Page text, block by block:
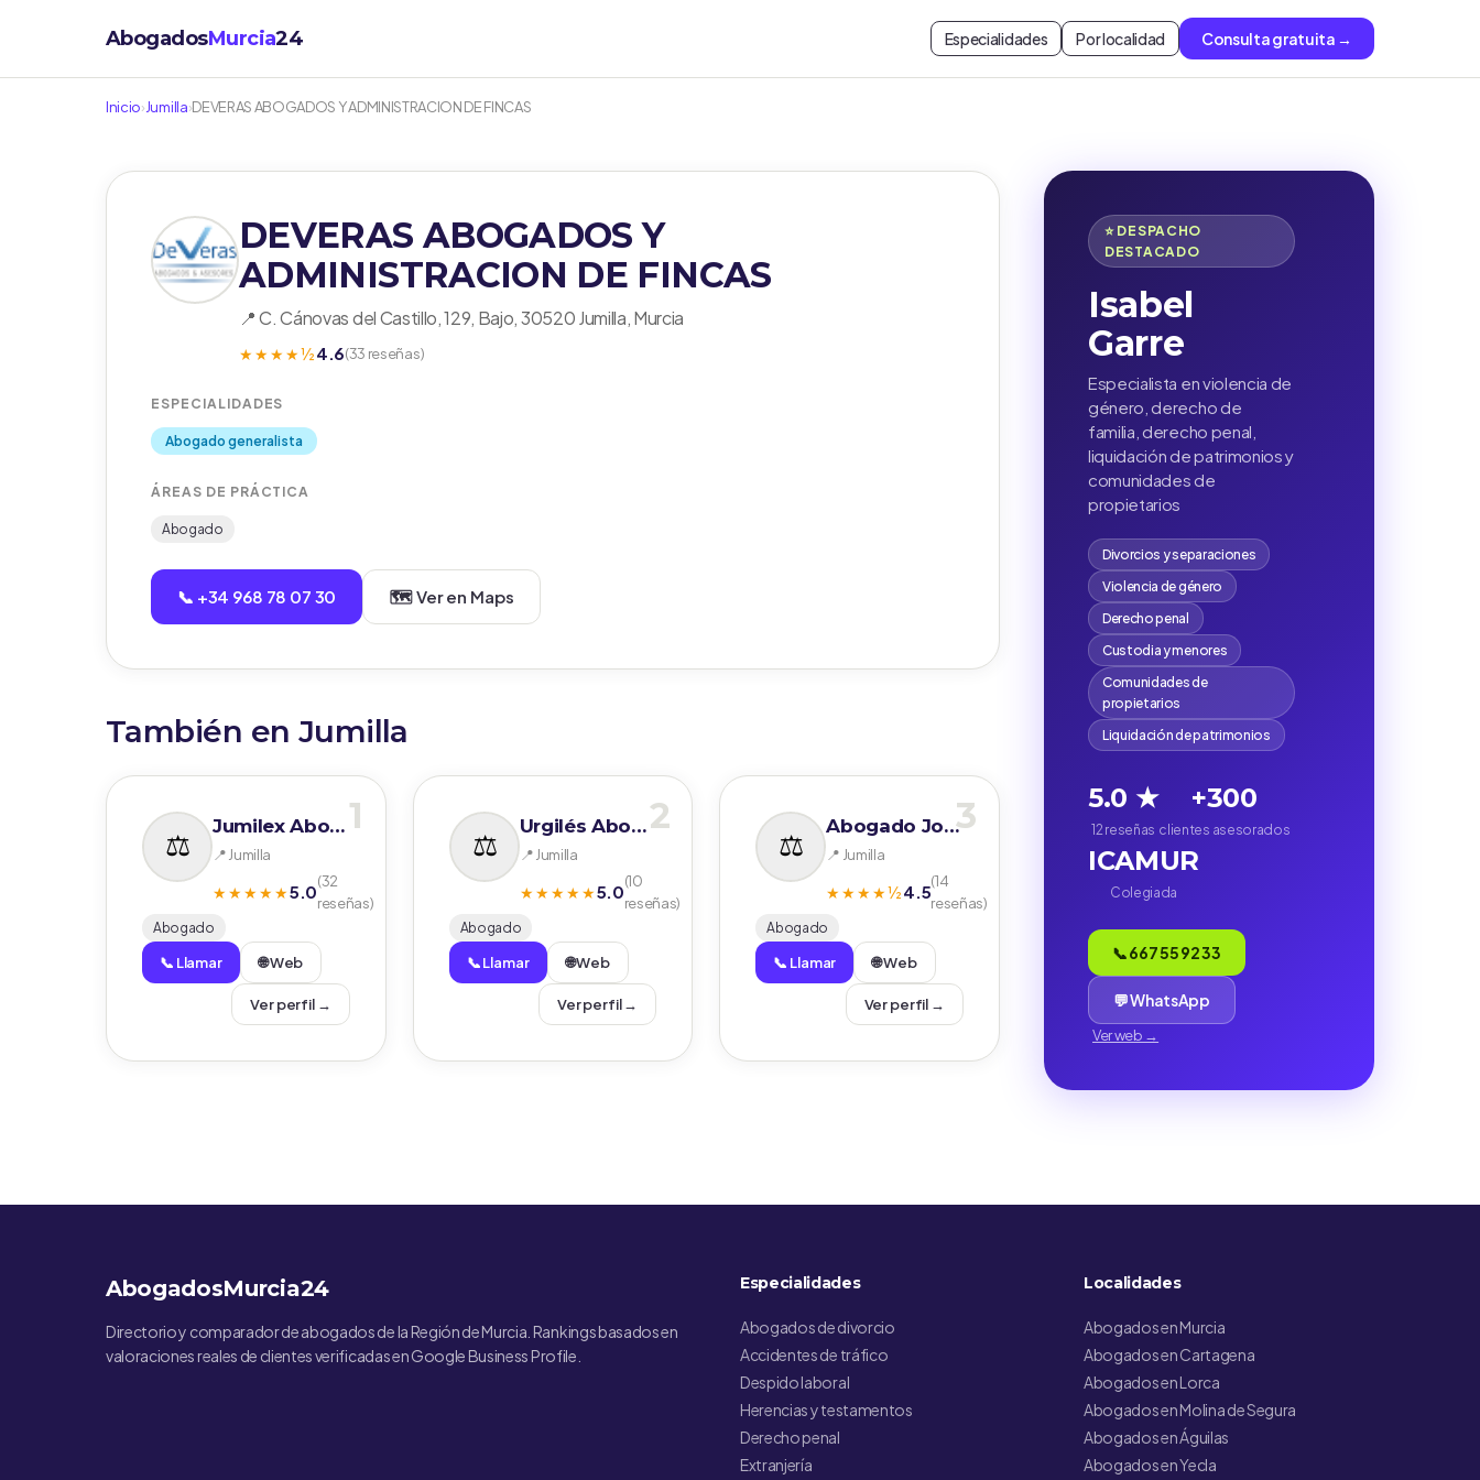
AbogadosMurcia24 Especialidades Por localidad Consulta gratuita →
Inicio›Jumilla›DEVERAS ABOGADOS Y ADMINISTRACION DE FINCAS
DEVERAS ABOGADOS Y
ADMINISTRACION DE FINCAS
📍 C. Cánovas del Castillo, 129, Bajo, 30520 Jumilla, Murcia
★★★★½4.6(33 reseñas)
ESPECIALIDADES
Abogado generalista
ÁREAS DE PRÁCTICA
Abogado
📞 +34 968 78 07 30 🗺️ Ver en Maps
También en Jumilla
1
Jumilex Abogados
📍 Jumilla
★★★★★5.0(32
reseñas)
Abogado
📞 Llamar 🌐 Web
Ver perfil →
2
Urgilés Abogado
📍 Jumilla
★★★★★5.0(10
reseñas)
Abogado
📞 Llamar 🌐 Web
Ver perfil →
3
Abogado José Martínez Verdú
📍 Jumilla
★★★★½4.5(14
reseñas)
Abogado
📞 Llamar 🌐 Web
Ver perfil →
⭐ DESPACHO
DESTACADO
Isabel
Garre
Especialista en violencia de
género, derecho de
familia, derecho penal,
liquidación de patrimonios y
comunidades de
propietarios
Divorcios y separaciones
Violencia de género
Derecho penal
Custodia y menores
Comunidades de
propietarios
Liquidación de patrimonios
5.0 ★
12 reseñas
+300
clientes asesorados
ICAMUR
Colegiada
📞 667 55 92 33
💬 WhatsApp
Ver web →
AbogadosMurcia24
Directorio y comparador de abogados de la Región de Murcia. Rankings basados en
valoraciones reales de clientes verificadas en Google Business Profile.
Especialidades
Abogados de divorcio
Accidentes de tráfico
Despido laboral
Herencias y testamentos
Derecho penal
Extranjería
Localidades
Abogados en Murcia
Abogados en Cartagena
Abogados en Lorca
Abogados en Molina de Segura
Abogados en Águilas
Abogados en Yecla